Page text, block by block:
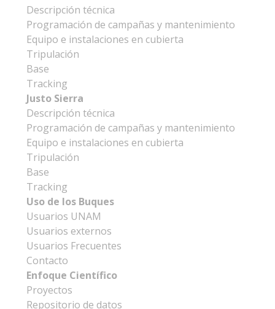
Descripción técnica
Programación de campañas y mantenimiento
Equipo e instalaciones en cubierta
Tripulación
Base
Tracking
Justo Sierra
Descripción técnica
Programación de campañas y mantenimiento
Equipo e instalaciones en cubierta
Tripulación
Base
Tracking
Uso de los Buques
Usuarios UNAM
Usuarios externos
Usuarios Frecuentes
Contacto
Enfoque Científico
Proyectos
Repositorio de datos